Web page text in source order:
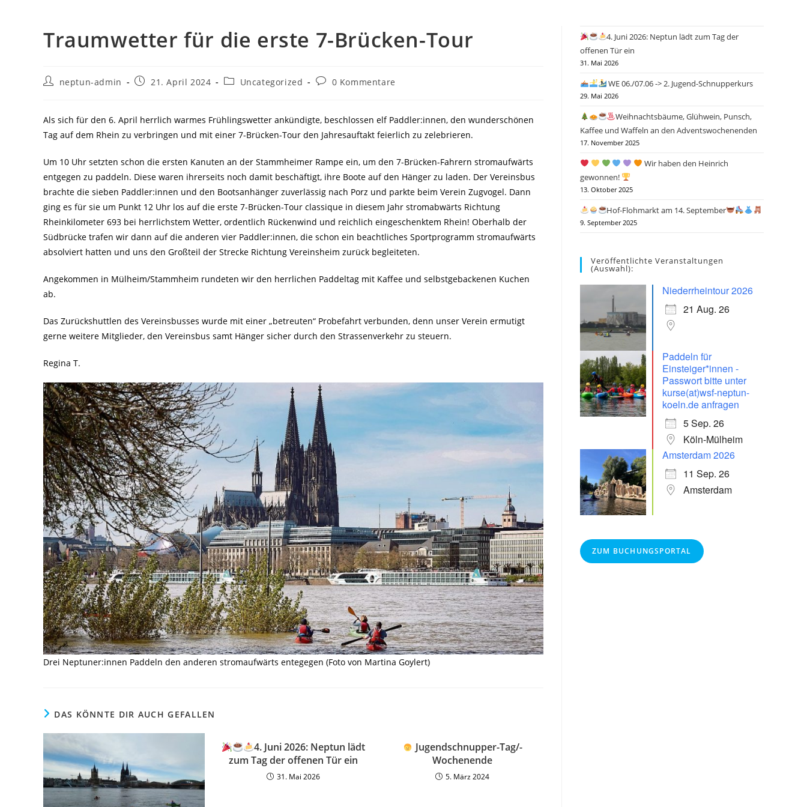
Traumwetter für die erste 7-Brücken-Tour
Beitrags-
neptun-admin
Beitrag21. April 2024
Beitrags-
Uncategorized
Beitrags-
0 Kommentare
Als sich für den 6. April herrlich warmes Frühlingswetter ankündigte, beschlossen elf Paddler:innen, den wunderschönen
Tag auf dem Rhein zu verbringen und mit einer 7-Brücken-Tour den Jahresauftakt feierlich zu zelebrieren.
Um 10 Uhr setzten schon die ersten Kanuten an der Stammheimer Rampe ein, um den 7-Brücken-Fahrern stromaufwärts
entgegen zu paddeln. Diese waren ihrerseits noch damit beschäftigt, ihre Boote auf den Hänger zu laden. Der Vereinsbus
brachte die sieben Paddler:innen und den Bootsanhänger zuverlässig nach Porz und parkte beim Verein Zugvogel. Dann
ging es für sie um Punkt 12 Uhr los auf die erste 7-Brücken-Tour classique in diesem Jahr stromabwärts Richtung
Rheinkilometer 693 bei herrlichstem Wetter, ordentlich Rückenwind und reichlich eingeschenktem Rhein! Oberhalb der
Südbrücke trafen wir dann auf die anderen vier Paddler:innen, die schon ein beachtliches Sportprogramm stromaufwärts
absolviert hatten und uns den Großteil der Strecke Richtung Vereinsheim zurück begleiteten.
Angekommen in Mülheim/Stammheim rundeten wir den herrlichen Paddeltag mit Kaffee und selbstgebackenen Kuchen
ab.
Das Zurückshuttlen des Vereinsbusses wurde mit einer „betreuten“ Probefahrt verbunden, denn unser Verein ermutigt
gerne weitere Mitglieder, den Vereinsbus samt Hänger sicher durch den Strassenverkehr zu steuern.
Regina T.
Drei Neptuner:innen Paddeln den anderen stromaufwärts entegegen (Foto von Martina Goylert)
DAS KÖNNTE DIR AUCH GEFALLEN
4. Juni 2026: Neptun lädt
zum Tag der offenen Tür ein
31. Mai 2026
Jugendschnupper-Tag/-
Wochenende
5. März 2024
4. Juni 2026: Neptun lädt zum Tag der
offenen Tür ein
31. Mai 2026
WE 06./07.06 -> 2. Jugend-Schnupperkurs
29. Mai 2026
Weihnachtsbäume, Glühwein, Punsch,
Kaffee und Waffeln an den Adventswochenenden
17. November 2025
Wir haben den Heinrich
gewonnen!
13. Oktober 2025
Hof-Flohmarkt am 14. September
9. September 2025
Veröffentlichte Veranstaltungen
(Auswahl):
Niederrheintour 2026
21 Aug. 26
Paddeln für
Einsteiger*innen -
Passwort bitte unter
kurse(at)wsf-neptun-
koeln.de anfragen
5 Sep. 26
Köln-Mülheim
Amsterdam 2026
11 Sep. 26
Amsterdam
ZUM BUCHUNGSPORTAL